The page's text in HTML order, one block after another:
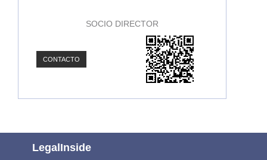
SOCIO DIRECTOR
CONTACTO
LegalInside